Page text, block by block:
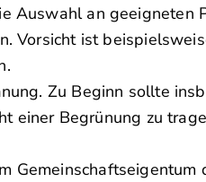
Auswahl an geeigneten
Vorsicht ist
Zu Beginn sollte
einer Begrünung zu
Gemeinschaftseigentum